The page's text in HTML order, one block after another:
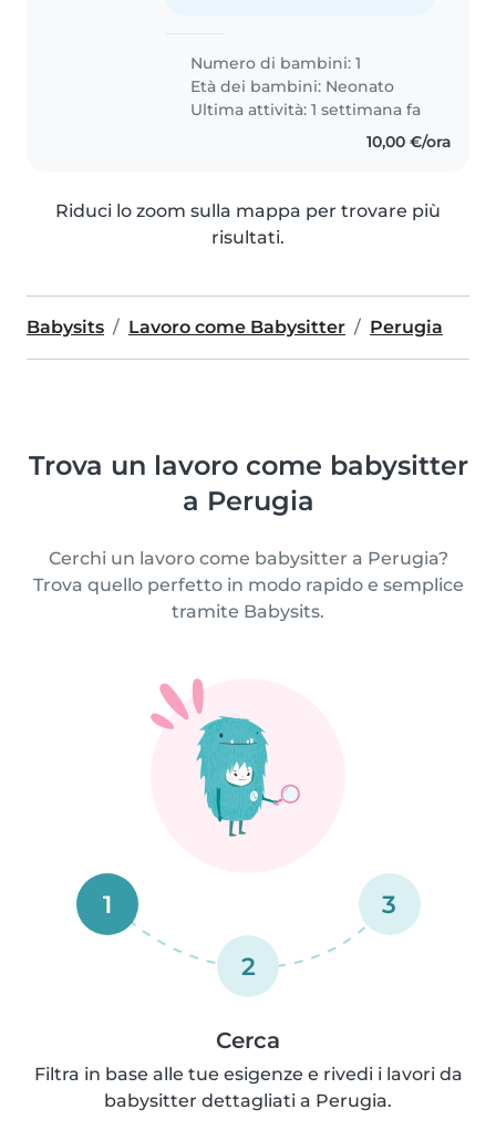
Numero di bambini: 1
Età dei bambini: Neonato
Ultima attività: 1 settimana fa
10,00 €/ora
Riduci lo zoom sulla mappa per trovare più
risultati.
Babysits Lavoro come Babysitter Perugia
Trova un lavoro come babysitter
a Perugia
Cerchi un lavoro come babysitter a Perugia?
Trova quello perfetto in modo rapido e semplice
tramite Babysits.
1
2
3
Cerca
Filtra in base alle tue esigenze e rivedi i lavori da
babysitter dettagliati a Perugia.